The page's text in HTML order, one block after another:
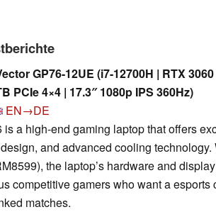
GP76-12UE (i7-12700H | RTX
PCIe 4×4 | 17.3″ 1080p IPS 360Hz)
EN→DE
is a high-end gaming laptop that offers
and advanced cooling technology.
the laptop’s hardware and
competitive gamers who want a esports
matches.